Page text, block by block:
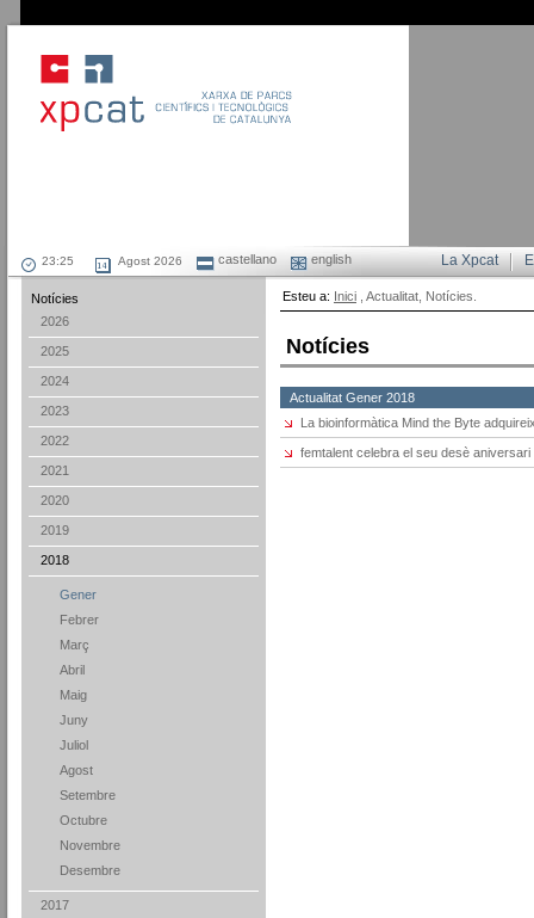
Agost 2026 castellano english La Xpcat
Notícies
2026
2025
2024
2023
2022
2021
2020
2019
2018
Gener
Febrer
Març
Abril
Maig
Juny
Juliol
Agost
Setembre
Octubre
Novembre
Desembre
2017
Esteu a: Inici , Actualitat, Notícies.
Notícies
Actualitat Gener 2018
La bioinformàtica Mind the Byte
femtalent celebra el seu desè aniversari